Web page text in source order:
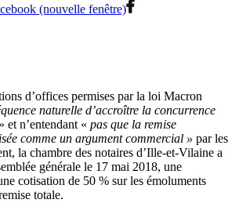
(nouvelle fenêtre)
d’offices permises par la loi Macron
naturelle d’accroître la concurrence
» et n’entendant « pas que la remise
comme un argument commercial » par les
la chambre des notaires d’Ille-et-Vilaine a
générale le 17 mai 2018, une
cotisation de 50 % sur les émoluments
totale.